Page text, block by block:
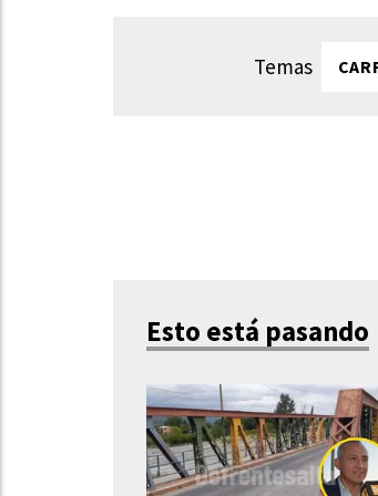
Esto está pasando